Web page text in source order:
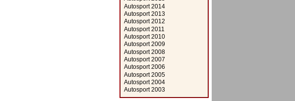
Autosport 2014
Autosport 2013
Autosport 2012
Autosport 2011
Autosport 2010
Autosport 2009
Autosport 2008
Autosport 2007
Autosport 2006
Autosport 2005
Autosport 2004
Autosport 2003